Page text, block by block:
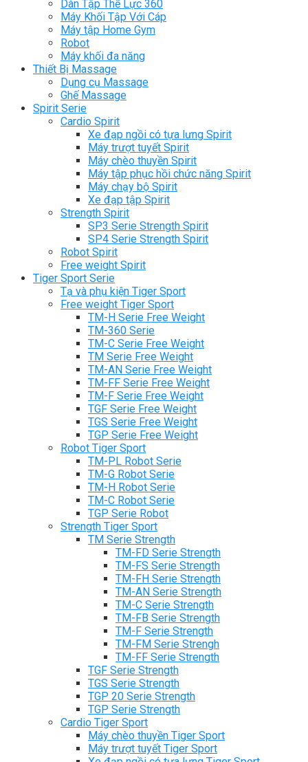
Dàn Tập Thể Lực 360
Máy Khối Tập Với Cáp
Máy tập Home Gym
Robot
Máy khối đa năng
Thiết Bị Massage
Dụng cụ Massage
Ghế Massage
Spirit Serie
Cardio Spirit
Xe đạp ngồi có tựa lưng Spirit
Máy trượt tuyết Spirit
Máy chèo thuyền Spirit
Máy tập phục hồi chức năng Spirit
Máy chạy bộ Spirit
Xe đạp tập Spirit
Strength Spirit
SP3 Serie Strength Spirit
SP4 Serie Strength Spirit
Robot Spirit
Free weight Spirit
Tiger Sport Serie
Tạ và phụ kiện Tiger Sport
Free weight Tiger Sport
TM-H Serie Free Weight
TM-360 Serie
TM-C Serie Free Weight
TM Serie Free Weight
TM-AN Serie Free Weight
TM-FF Serie Free Weight
TM-F Serie Free Weight
TGF Serie Free Weight
TGS Serie Free Weight
TGP Serie Free Weight
Robot Tiger Sport
TM-PL Robot Serie
TM-G Robot Serie
TM-H Robot Serie
TM-C Robot Serie
TGP Serie Robot
Strength Tiger Sport
TM Serie Strength
TM-FD Serie Strength
TM-FS Serie Strength
TM-FH Serie Strength
TM-AN Serie Strength
TM-C Serie Strength
TM-FB Serie Strength
TM-F Serie Strength
TM-FM Serie Strengh
TM-FF Serie Strength
TGF Serie Strength
TGS Serie Strength
TGP 20 Serie Strength
TGP Serie Strength
Cardio Tiger Sport
Máy chèo thuyền Tiger Sport
Máy trượt tuyết Tiger Sport